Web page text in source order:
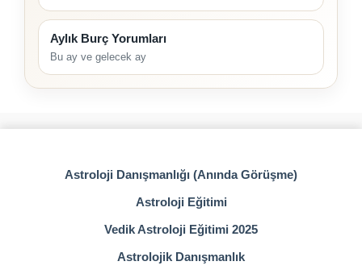
Aylık Burç Yorumları
Bu ay ve gelecek ay
Astroloji Danışmanlığı (Anında Görüşme)
Astroloji Eğitimi
Vedik Astroloji Eğitimi 2025
Astrolojik Danışmanlık